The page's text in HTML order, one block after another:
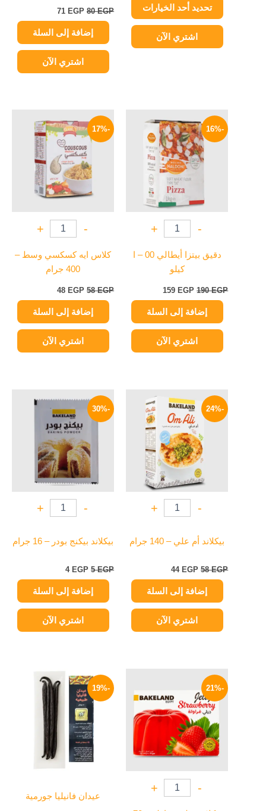
تحديد أحد الخياراتالمنتج
اشتري الآن
80EGP
71 EGP
إضافة إلى السلة
اشتري الآن
-16%
-
+
دقيق بيتزا أيطالي 00 – ا
كيلو
190EGP
الأصلي
هو:
190 EGP.
159 EGP
الحالي
هو:
159 EGP.
إضافة إلى السلة
اشتري الآن
-17%
-
+
كلاس ايه كسكسي وسط –
400 جرام
58EGP
الأصلي
هو:
58 EGP.
48 EGP
الحالي
هو:
48 EGP.
إضافة إلى السلة
اشتري الآن
-24%
-
+
بيكلاند أم علي – 140 جرام
58EGP
الأصلي
هو:
58 EGP.
44 EGP
الحالي
هو:
44 EGP.
إضافة إلى السلة
اشتري الآن
-30%
-
+
بيكلاند بيكنج بودر – 16 جرام
5EGP
الأصلي
هو:
4 EGP
هو:
4 EGP.
إضافة إلى السلة
اشتري الآن
-21%
-
+
هو:
19 EGP.
15 EGP.
-19%
عيدان فانيليا جورمية
نطاق
السعر:
من
خلال
هناك
العديد
من
الأشكال
المختلفة
المنتج.